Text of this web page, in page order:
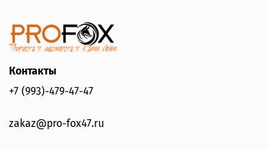
Контакты
+7 (993)-479-47-47
zakaz@pro-fox47.ru